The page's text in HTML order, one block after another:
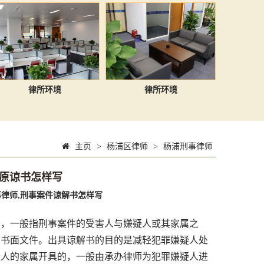
律所环境 律所环境
主页 > 杨浦区律师 > 杨浦刑事律师
谅书怎样写
师,刑事案件谅解书怎样写
一般指刑事案件的受害人与嫌疑人或其家属之
面文件。出具谅解书的目的是减轻犯罪嫌疑人处
的家属开具的，一般由承办律师为犯罪嫌疑人进